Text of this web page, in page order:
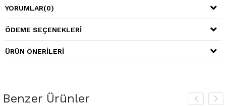
YORUMLAR(0)
ÖDEME SEÇENEKLERI
ÜRÜN ÖNERILERI
Benzer Ürünler